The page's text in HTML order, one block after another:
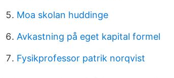
Moa skolan huddinge
Avkastning på eget kapital formel
Fysikprofessor patrik norqvist